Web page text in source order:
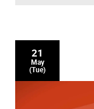
21
May
(Tue)